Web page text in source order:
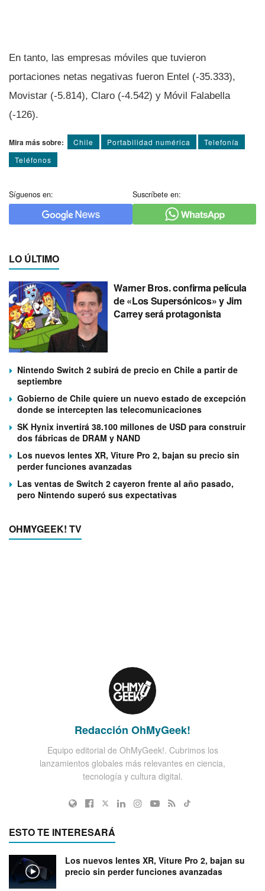
En tanto, las empresas móviles que tuvieron
portaciones netas negativas fueron Entel (-35.333),
Movistar (-5.814), Claro (-4.542) y Móvil Falabella
(-126).
Mira más sobre: Chile Portabilidad numérica
Telefoní­a
Teléfonos
Síguenos en: Suscríbete en:
LO ÚLTIMO
Warner Bros. confirma película
de «Los Supersónicos» y Jim
Carrey será protagonista
Nintendo Switch 2 subirá de precio en Chile a partir de
septiembre
Gobierno de Chile quiere un nuevo estado de excepción
donde se intercepten las telecomunicaciones
SK Hynix invertirá 38.100 millones de USD para construir
dos fábricas de DRAM y NAND
Los nuevos lentes XR, Viture Pro 2, bajan su precio sin
perder funciones avanzadas
Las ventas de Switch 2 cayeron frente al año pasado,
pero Nintendo superó sus expectativas
OHMYGEEK! TV
Redacción OhMyGeek!
Equipo editorial de OhMyGeek!. Cubrimos los
lanzamientos globales más relevantes en ciencia,
tecnología y cultura digital.
ESTO TE INTERESARÁ
Los nuevos lentes XR, Viture Pro 2, bajan su
precio sin perder funciones avanzadas